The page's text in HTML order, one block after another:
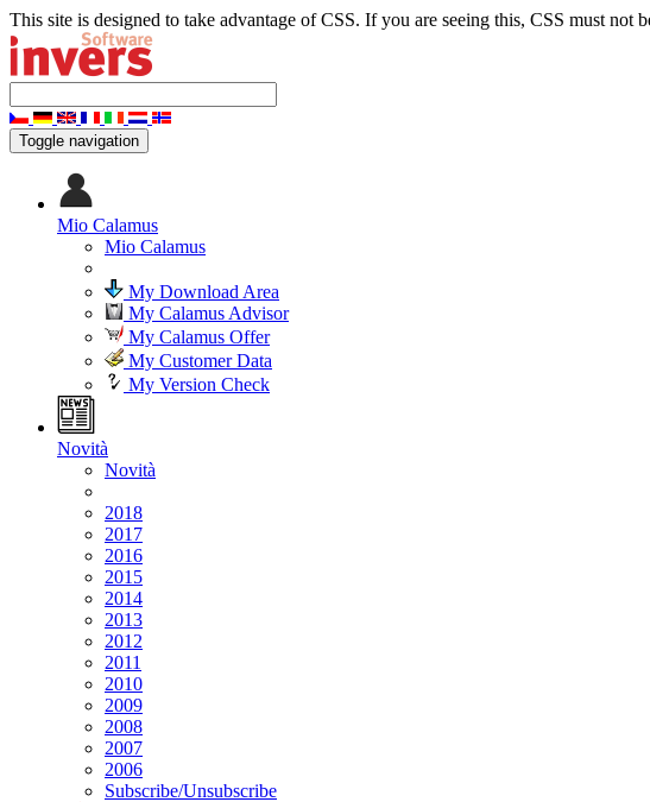
This site is designed to take advantage of CSS. If you are seeing this, CSS must
Toggle navigation
Mio Calamus
Mio Calamus
My Download Area
My Calamus Advisor
My Calamus Offer
My Customer Data
My Version Check
Novità
Novità
2018
2017
2016
2015
2014
2013
2012
2011
2010
2009
2008
2007
2006
Subscribe/Unsubscribe